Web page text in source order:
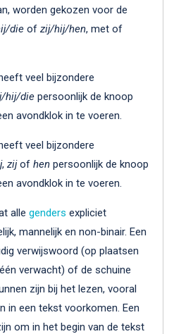
worden gekozen voor de
die of zij/hij/hen, met of
veel bijzondere
hij/die persoonlijk de knoop
avondklok in te voeren.
veel bijzondere
, zijof hen persoonlijk de knoop
avondklok in te voeren.
alle genders expliciet
mannelijk en non-binair. Een
verwijswoord (op plaatsen
verwacht) of de schuine
zijn bij het lezen, vooral
in een tekst voorkomen. Een
om in het begin van de tekst